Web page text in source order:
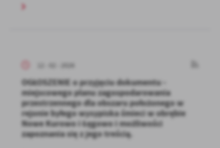
12 - 02 - 2026
OGŁOSZENIE o przyjęciu dokumentu -
miejscowego planu zagospodarowania
przestrzennego dla obszaru położonego w
rejonie byłego wysypiska śmieci w obrębie
Nowe Kurowo i Łęgowo i możliwości
zapoznania się z jego treścią.